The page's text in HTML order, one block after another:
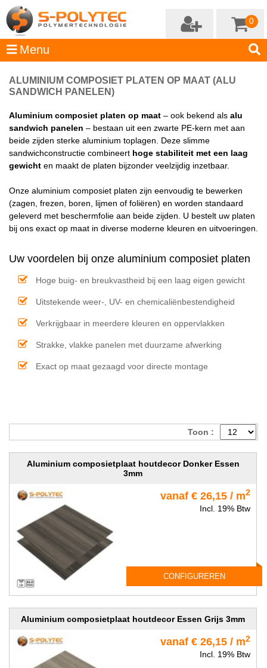
0
ALUMINIUM COMPOSIET PLATEN OP MAAT (ALU
SANDWICH PANELEN)
Aluminium composiet platen op maat – ook bekend als alu
sandwich panelen – bestaan uit een zwarte PE-kern met aan
beide zijden sterke aluminium toplagen. Deze slimme
sandwichconstructie combineert hoge stabiliteit met een laag
gewicht en maakt de platen bijzonder veelzijdig inzetbaar.
Onze aluminium composiet platen zijn eenvoudig te bewerken
(zagen, frezen, boren, lijmen of foliëren) en worden standaard
geleverd met beschermfolie aan beide zijden. U bestelt uw platen
bij ons exact op maat in diverse moderne kleuren en uitvoeringen.
Uw voordelen bij onze aluminium composiet platen
Hoge buig- en breukvastheid bij een laag eigen gewicht
Uitstekende weer-, UV- en chemicaliënbestendigheid
Verkrijgbaar in meerdere kleuren en oppervlakken
Strakke, vlakke panelen met duurzame afwerking
Exact op maat gezaagd voor directe montage
Toon :
Aluminium composietplaat houtdecor Donker Essen
3mm
vanaf € 26,15 / m2
Incl. 19% Btw
CONFIGUREREN
Aluminium composietplaat houtdecor Essen Grijs 3mm
vanaf € 26,15 / m2
Incl. 19% Btw